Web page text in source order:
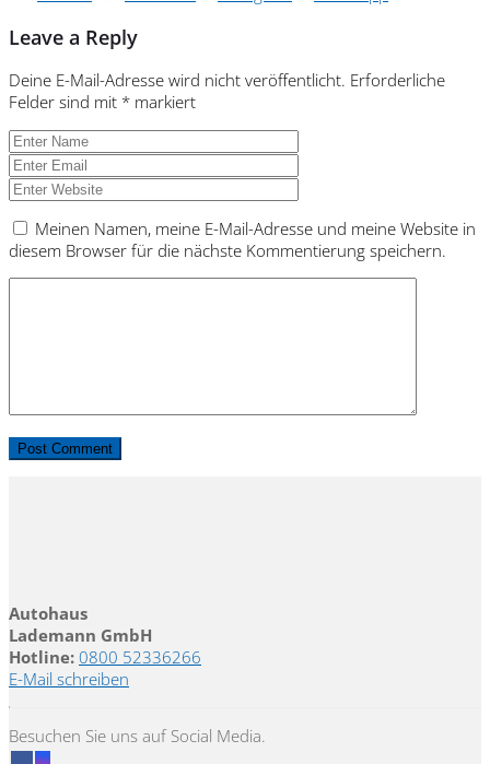
Leave a Reply
Deine E-Mail-Adresse wird nicht veröffentlicht. Erforderliche
Felder sind mit * markiert
Meinen Namen, meine E-Mail-Adresse und meine Website in
diesem Browser für die nächste Kommentierung speichern.
Autohaus
Lademann GmbH
Hotline: 0800 52336266
E-Mail schreiben
Besuchen Sie uns auf Social Media.